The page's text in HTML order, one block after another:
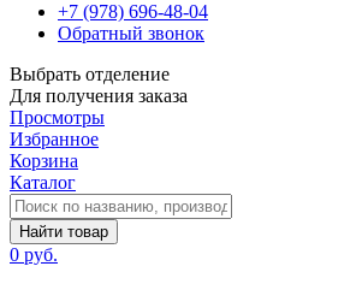
+7 (978) 696-48-04
Обратный звонок
Выбрать отделение
Для получения заказа
Просмотры
Избранное
Корзина
Каталог
Найти товар
0 руб.